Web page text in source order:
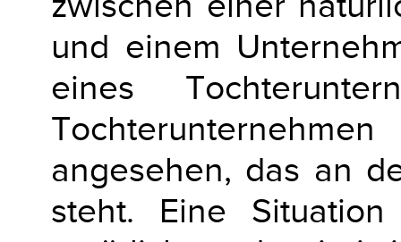
und einem
eines
angesehen, das an
steht. Eine